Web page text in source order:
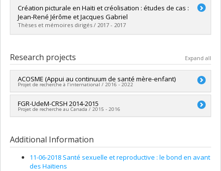
Graduate :Lambert, Ninon
Cycle :Master's
Grade :M. Sc.
Lien vers le document dans Papyrus
Création picturale en Haïti et créolisation : études de cas :
Jean-René Jérôme et Jacques Gabriel
Thèses et mémoires dirigés / 2017 - 2017
Cycle :Master's
Grade :M.A.
Lien vers le document dans Papyrus
Research projects Expand all
ACOSME (Appui au continuum de santé mère-enfant)
Projet de recherche à l’international / 2016 - 2022
Lead researcher :Pierre Minn
Funding sources: Affaires mondiales Canada
FGR-UdeM-CRSH 2014-2015
Projet de recherche au Canada / 2015 - 2016
Funding sources:CRSH/Conseil de recherches en sciences
humaines du Canada
Grant programs:PVXXXXXX-FGR – Subvention de recherche
institutionnelle
Additional Information
11-06-2018 Santé sexuelle et reproductive : le bond en avant
des Haïtiens